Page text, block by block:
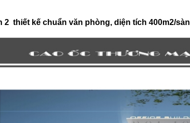
2 thiết kế chuẩn văn phòng, diện tích 400m2/sàn